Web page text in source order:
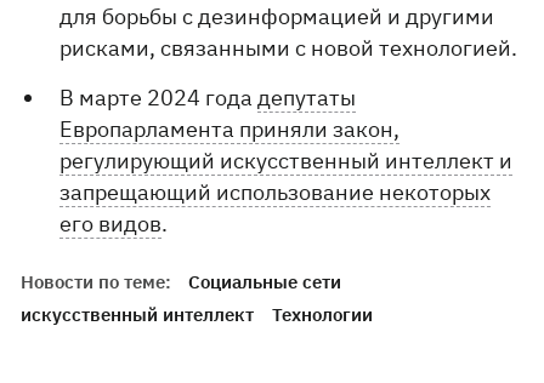
для борьбы с дезинформацией и другими
рисками, связанными с новой технологией.
В марте 2024 годадепутаты
Европарламента приняли закон,
регулирующий искусственный интеллект и
запрещающий использование некоторых
его видов.
Новости по теме:
Социальные сети
искусственный интеллект
Технологии